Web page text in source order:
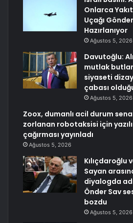
Onlarca
Uçağı
Hazırlanıyor
Ağustos 5, 2026
Davutoğlu:
mutlak
siyaseti
çabası
Ağustos 5, 2026
Zoox, dumanlı acil durum
zorlanan robotaksisi için
çağırması yayınladı
Ağustos 5, 2026
Kılıçdaroğlu
Sayan
diyalogda
Önder Sav
bozdu
Ağustos 5, 2026